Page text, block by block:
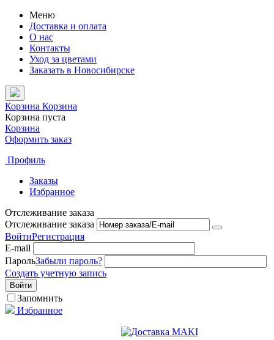
Меню
Доставка и оплата
О нас
Контакты
Уход за цветами
Заказать в Новосибирске
Корзина Корзина
Корзина пуста
Корзина
Оформить заказ
Профиль
Заказы
Избранное
Отслеживание заказа
Отслеживание заказа
ВойтиРегистрация
E-mail
ПарольЗабыли пароль?
Создать учетную запись
Войти
Запомнить
Избранное